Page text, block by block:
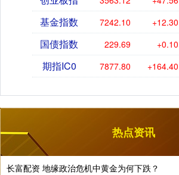
基金指数 7242.10 +12.30
国债指数 229.69 +0.10
期指IC0 7877.80 +164.40
热点资讯
长富配资 地缘政治危机中黄金为何下跌？